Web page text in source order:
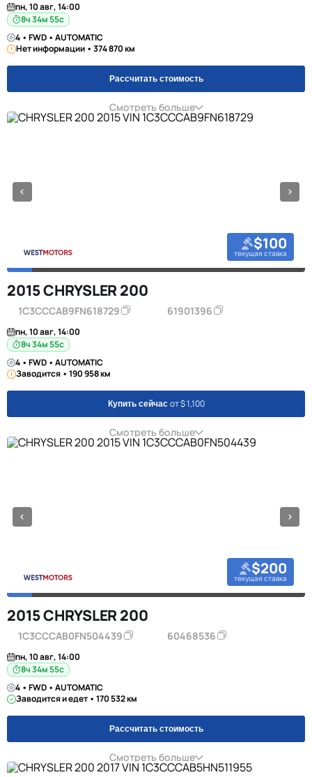
пн, 10 авг, 14:00
8ч 34м 55с
4 • FWD • AUTOMATIC
Нет информации • 374 870 км
Рассчитать стоимость
Смотреть больше
$100
текущая ставка
2015 CHRYSLER 200
1C3CCCAB9FN618729 61901396
пн, 10 авг, 14:00
8ч 34м 55с
4 • FWD • AUTOMATIC
Заводится • 190 958 км
Купить сейчас от $ 1,100
Смотреть больше
$200
текущая ставка
2015 CHRYSLER 200
1C3CCCAB0FN504439 60468536
пн, 10 авг, 14:00
8ч 34м 55с
4 • FWD • AUTOMATIC
Заводится и едет • 170 532 км
Рассчитать стоимость
Смотреть больше